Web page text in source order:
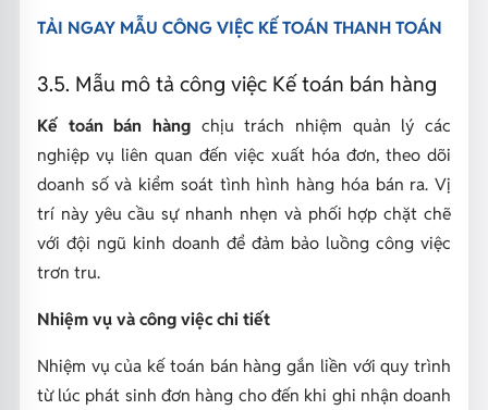
TẢI NGAY MẪU CÔNG VIỆC KẾ TOÁN THANH TOÁN
3.5. Mẫu mô tả công việc Kế toán bán hàng
Kế toán bán hàngchịu trách nhiệm quản lý các
nghiệp vụ liên quan đến việc xuất hóa đơn, theo dõi
doanh số và kiểm soát tình hình hàng hóa bán ra. Vị
trí này yêu cầu sự nhanh nhẹn và phối hợp chặt chẽ
với đội ngũ kinh doanh để đảm bảo luồng công việc
trơn tru.
Nhiệm vụ và công việc chi tiết
Nhiệm vụ của kế toán bán hàng gắn liền với quy trình
từ lúc phát sinh đơn hàng cho đến khi ghi nhận doanh